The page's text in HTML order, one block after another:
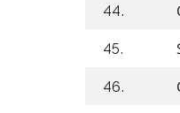
44.
45.
46.